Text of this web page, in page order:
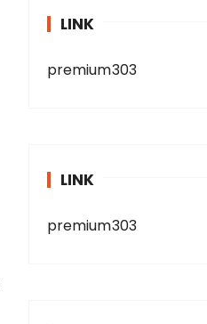
LINK
premium303
LINK
premium303